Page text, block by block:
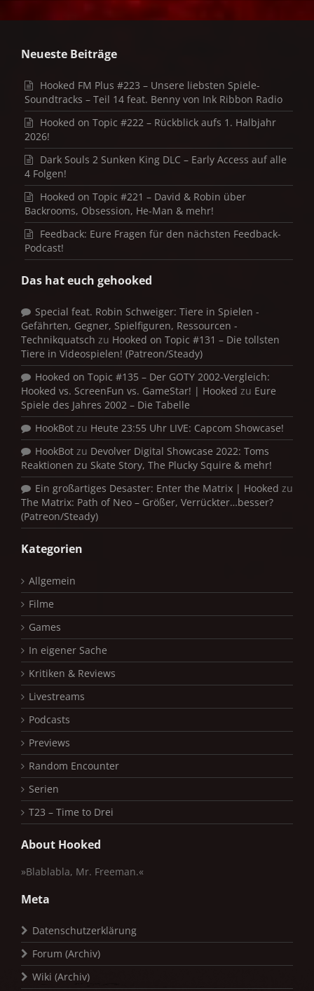
Neueste Beiträge
Hooked FM Plus #223 – Unsere liebsten Spiele-
Soundtracks – Teil 14 feat. Benny von Ink Ribbon Radio
Hooked on Topic #222 – Rückblick aufs 1. Halbjahr
2026!
Dark Souls 2 Sunken King DLC – Early Access auf alle
4 Folgen!
Hooked on Topic #221 – David & Robin über
Backrooms, Obsession, He-Man & mehr!
Feedback: Eure Fragen für den nächsten Feedback-
Podcast!
Das hat euch gehooked
Special feat. Robin Schweiger: Tiere in Spielen -
Gefährten, Gegner, Spielfiguren, Ressourcen -
Technikquatsch zu Hooked on Topic #131 – Die tollsten
Tiere in Videospielen! (Patreon/Steady)
Hooked on Topic #135 – Der GOTY 2002-Vergleich:
Hooked vs. ScreenFun vs. GameStar! | Hooked zu Eure
Spiele des Jahres 2002 – Die Tabelle
HookBot zu Heute 23:55 Uhr LIVE: Capcom Showcase!
HookBot zu Devolver Digital Showcase 2022: Toms
Reaktionen zu Skate Story, The Plucky Squire & mehr!
Ein großartiges Desaster: Enter the Matrix | Hooked zu
The Matrix: Path of Neo – Größer, Verrückter…besser?
(Patreon/Steady)
Kategorien
Allgemein
Filme
Games
In eigener Sache
Kritiken & Reviews
Livestreams
Podcasts
Previews
Random Encounter
Serien
T23 – Time to Drei
About Hooked
»Blablabla, Mr. Freeman.«
Meta
Datenschutzerklärung
Forum (Archiv)
Wiki (Archiv)